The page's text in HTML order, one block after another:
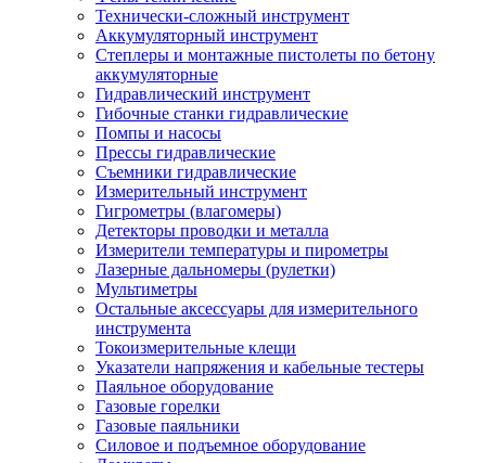
Технически-сложный инструмент
Аккумуляторный инструмент
Степлеры и монтажные пистолеты по бетону
аккумуляторные
Гидравлический инструмент
Гибочные станки гидравлические
Помпы и насосы
Прессы гидравлические
Съемники гидравлические
Измерительный инструмент
Гигрометры (влагомеры)
Детекторы проводки и металла
Измерители температуры и пирометры
Лазерные дальномеры (рулетки)
Мультиметры
Остальные аксессуары для измерительного
инструмента
Токоизмерительные клещи
Указатели напряжения и кабельные тестеры
Паяльное оборудование
Газовые горелки
Газовые паяльники
Силовое и подъемное оборудование